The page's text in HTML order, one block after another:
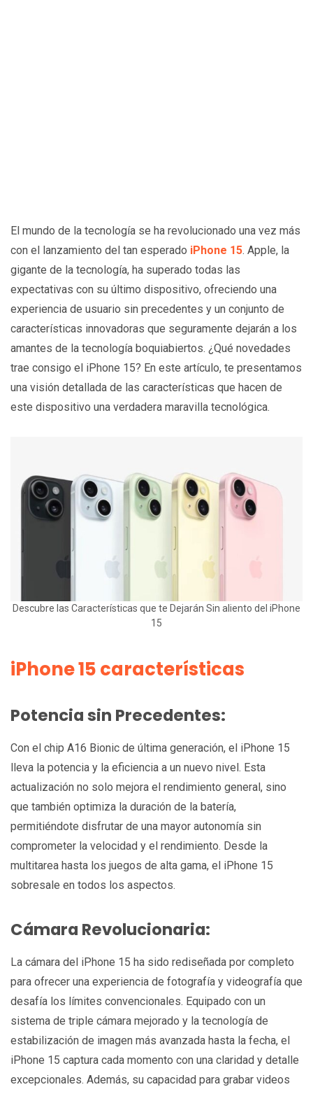
El mundo de la tecnología se ha revolucionado una vez más
con el lanzamiento del tan esperado iPhone 15. Apple, la
gigante de la tecnología, ha superado todas las
expectativas con su último dispositivo, ofreciendo una
experiencia de usuario sin precedentes y un conjunto de
características innovadoras que seguramente dejarán a los
amantes de la tecnología boquiabiertos. ¿Qué novedades
trae consigo el iPhone 15? En este artículo, te presentamos
una visión detallada de las características que hacen de
este dispositivo una verdadera maravilla tecnológica.
Descubre las Características que te Dejarán Sin aliento del iPhone
15
iPhone 15 características
Potencia sin Precedentes:
Con el chip A16 Bionic de última generación, el iPhone 15
lleva la potencia y la eficiencia a un nuevo nivel. Esta
actualización no solo mejora el rendimiento general, sino
que también optimiza la duración de la batería,
permitiéndote disfrutar de una mayor autonomía sin
comprometer la velocidad y el rendimiento. Desde la
multitarea hasta los juegos de alta gama, el iPhone 15
sobresale en todos los aspectos.
Cámara Revolucionaria:
La cámara del iPhone 15 ha sido rediseñada por completo
para ofrecer una experiencia de fotografía y videografía que
desafía los límites convencionales. Equipado con un
sistema de triple cámara mejorado y la tecnología de
estabilización de imagen más avanzada hasta la fecha, el
iPhone 15 captura cada momento con una claridad y detalle
excepcionales. Además, su capacidad para grabar videos